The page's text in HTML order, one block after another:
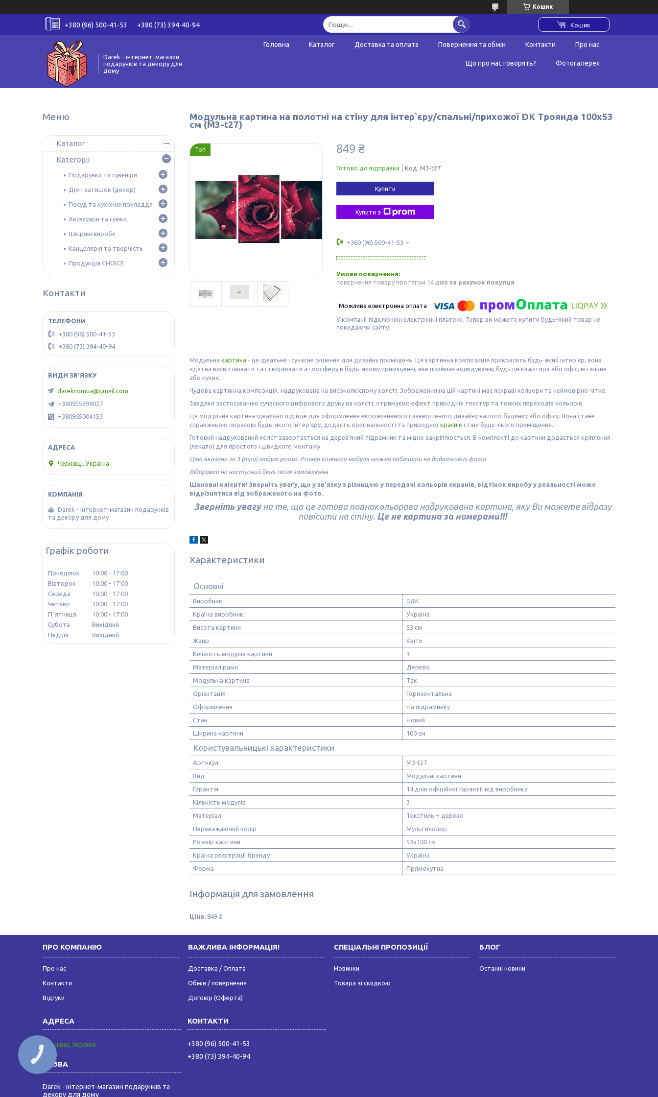
Кошик
+380 (96) 500-41-53 +380 (73) 394-40-94 Кошик
Darek - інтернет-магазин
подарунків та декору для
дому
Головна Каталог Доставка та оплата Повернення та обмін Контакти Про нас
Що про нас говорять? Фотогалерея
Модульна картина на полотні на стіну для інтер`єру/спальні/прихожої DK Троянда 100х53
см (M3-t27)
Топ 849 ₴
Готово до відправки Код: M3-t27
Купити
Купити з
+380 (96) 500-41-53
повернення товару протягом 14 днів за рахунок покупця
У компанії підключені електронні платежі. Тепер ви можете купити будь-який товар не
покидаючи сайту.
Модульна картина - це ідеальне і сучасне рішення для дизайну приміщень. Ця картинна композиція прикрасить будь-який інтер’єр, вона
здатна висвітлювати та створювати атмосферу в будь-якому приміщенні, яке приймає відвідувачів, будь це квартира або офіс, вітальня
або кухня.
Чудова картинна композиція, надрукована на високоякісному холсті. Зображення на цій картині має яскраві кольори та неймовірно чітке.
Завдяки застосуванню сучасного цифрового друку на холсті, отримуємо ефект природніх текстур та тонких переходів кольорів.
Ця модульна картина ідеально підійде для оформлення ексклюзивного і завершеного дизайну вашого будинку або офісу. Вона стане
справжньою окрасою будь-якого інтер'єру, додасть оригінальності та природної краси в стіни будь-якого приміщення.
Готовий надрукований холст завертається на дерев'яний підрамник та міцно закріплюється. В комплекті до картини додається кріплення
(лекало) для простого і швидкого монтажу.
Ціна вказана за 3 (три) модулі разом. Розмір кожного модуля можна побачити на додаткових фото
Відправка на наступний день після замовлення
Шановні клієнти! Зверніть увагу, що у зв’язку з різницею у передачі кольорів екранів, відтінок виробу у реальності може
відрізнятися від зображеного на фото.
Зверніть увагуна те, що це готова повнокольорова надрукована картина, яку Ви можете відразу
повісити на стіну. Це не картина за номерами!!!
Характеристики
Основні
Виробник
D&K
Країна виробник
Україна
Висота картини
53 см
Жанр
Квіти
Кількість модулів картини
3
Матеріал рами
Дерево
Модульна картина
Так
Орієнтація
Горизонтальна
Оформлення
На підрамнику
Стан
Новий
Ширина картини
100 см
Користувальницькі характеристики
Артикул
M3-t27
Вид
Модульні картини
Гарантія
14 днів офіційної гарантії від виробника
Кількість модулів
3
Матеріал
Текстиль + дерево
Переважаючий колір
Мультиколор
Розмір картини
53х100 см
Країна реєстрації бренду
Україна
Форма
Прямокутна
Інформація для замовлення
Ціна: 849 ₴
Каталог
Категорії
Подарунки та сувеніри
Дім і затишок (декор)
Посуд та кухонне приладдя
Аксесуари та сумки
Шкіряні вироби
Канцелярія та творчість
Продукція CHOICE
Контакти
+380 (96) 500-41-53
+380 (73) 394-40-94
darekcomua@gmail.com
+380955398027
+380965004153
Чернівці, Україна
Darek - інтернет-магазин подарунків
та декору для дому
Графік роботи
Понеділок 10:00
17:00
Вівторок
10:00
17:00
Середа
10:00
17:00
Четвер
10:00
17:00
Пʼятниця
10:00
17:00
Субота
Вихідний
Неділя
Вихідний
ПРО КОМПАНІЮ
Про нас
Контакти
Відгуки
ВАЖЛИВА ІНФОРМАЦІЯ!
Доставка / Оплата
Обмін / повернення
Договір (Оферта)
СПЕЦІАЛЬНІ ПРОПОЗИЦІЇ
Новинки
Товара зі скидкою
БЛОГ
Останні новини
Чернівці, Україна
Darek - інтернет-магазин подарунків та
декору для дому
+380 (96) 500-41-53
+380 (73) 394-40-94
КНОПКА
ЗВ'ЯЗКУ